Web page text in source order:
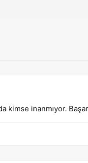
kimse inanmıyor.